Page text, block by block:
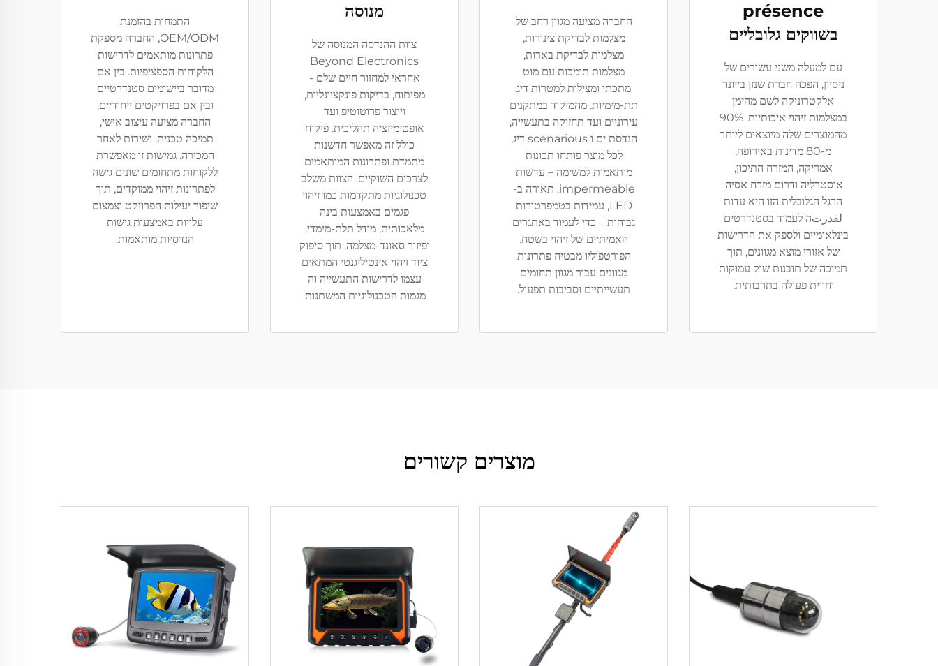
présence
בשווקים גלובליים
עם למעלה משני עשורים של
ניסיון, הפכה חברת שנזן בייונד
אלקטרוניקה לשם מהימן
במצלמות זיהוי איכותיות. 90%
מהמוצרים שלה מיוצאים ליותר
מ-80 מדינות באירופה,
אמריקה, המזרח התיכון,
אוסטרליה ודרום מזרח אסיה.
הרגל הגלובלית הזו היא עדות
لقدرتה לעמוד בסטנדרטים
בינלאומיים ולספק את הדרישות
של אזורי מוצא מגוונים, תוך
תמיכה של תובנות שוק עמוקות
וחווית פעולה בתרבותית.
החברה מציעה מגוון רחב של
מצלמות לבדיקת צינורות,
מצלמות לבדיקת בארות,
מצלמות תומכות עם מוט
מתכתי ומצילות למטרות דיג
תת-מימיות. מהמיקוד במתקנים
עירוניים ועד תחזוקה בתעשייה,
הנדסת ים ו scenarious דיג,
לכל מוצר פותחו תכונות
מותאמות למשימה – עדשות
impermeable, תאורה ב-
LED, עמידות בטמפרטורות
גבוהות – כדי לעמוד באתגרים
האמיתיים של זיהוי בשטח.
הפורטפוליו מבטיח פתרונות
מגוונים עבור מגוון תחומים
תעשייתיים וסביבות תפעול.
מנוסה
צוות ההנדסה המנוסה של
Beyond Electronics
אחראי למחזור חיים שלם -
מפיתוח, בדיקות פונקציונליות,
וייצור פרוטוטיפ ועד
אופטימיזציה תהליכית. פיקוח
כולל זה מאפשר חדשנות
מתמדת ופתרונות המותאמים
לצרכים השוקיים. הצוות משלב
טכנולוגיות מתקדמות כמו זיהוי
פגמים באמצעות בינה
מלאכותית, מודל תלת-מימדי,
ופיזור סאונד-מצלמה, תוך סיפוק
ציוד זיהוי אינטיליגנטי המתאים
עצמו לדרישות התעשייה וה
מגמות הטכנולוגיות המשתנות.
התמחות בהזמנת
OEM/ODM, החברה מספקת
פתרונות מותאמים לדרישות
הלקוחות הספציפיות. בין אם
מדובר ביישומים סטנדרטיים
ובין אם בפרויקטים ייחודיים,
החברה מציעה עיצוב אישי,
תמיכה טכנית, ושירות לאחר
המכירה. גמישות זו מאפשרת
ללקוחות מתחומים שונים גישה
לפתרונות זיהוי ממוקדים, תוך
שיפור יעילות הפרויקט וצמצום
עלויות באמצעות גישות
הנדסיות מותאמות.
מוצרים קשורים